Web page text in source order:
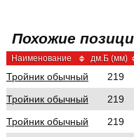
Похожие
Наименование дм.Б (мм)
Тройник обычный 219
Тройник обычный
219
Тройник обычный
219